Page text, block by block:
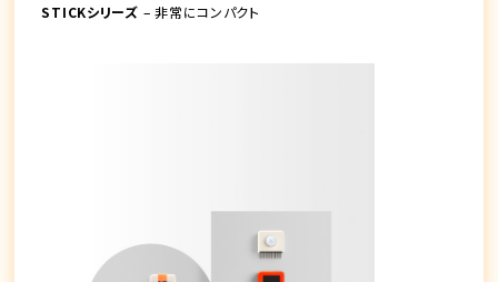
STICKシリーズ – 非常にコンパクト